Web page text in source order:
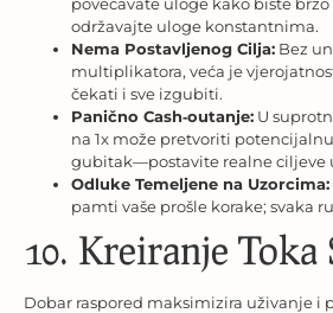
održavajte uloge konstantnima.
Nema Postavljenog Cilja: Bez
multiplikatora, veća je
čekati i sve izgubiti.
Panično Cash‑outanje: U
na 1x može pretvoriti
gubitak—postavite realne ciljeve
Odluke Temeljene na Uzorcima:
pamti vaše prošle korake; svaka
10. Kreiranje Toka
Dobar raspored maksimizira uživanje i